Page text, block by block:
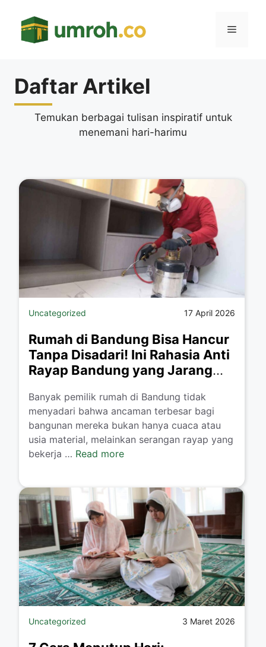
Menu
Daftar Artikel
Temukan berbagai tulisan inspiratif untuk
menemani hari-harimu
Uncategorized 17 April 2026
Rumah di Bandung Bisa Hancur
Tanpa Disadari! Ini Rahasia Anti
Rayap Bandung yang Jarang
Banyak pemilik rumah di Bandung tidak
menyadari bahwa ancaman terbesar bagi
bangunan mereka bukan hanya cuaca atau
usia material, melainkan serangan rayap yang
bekerja … Read more
Uncategorized 3 Maret 2026